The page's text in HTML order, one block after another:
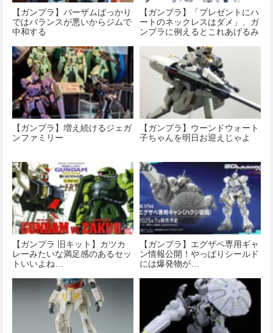
【ガンプラ】バーザムばっかり
ではバランスが悪いからジムで
中和する
【ガンプラ】「プレゼントにハ
ートのネックレスはダメ」、ガ
ンプラに例えるとこれあげるみ
【ガンプラ】増え続けるジェガ
ンファミリー
【ガンプラ】ウーンドウォート
子ちゃんを明日お迎えじゃよ
【ガンプラ 旧キット】カツカ
レーみたいな満足感のあるセッ
トいいよね…
【ガンプラ】エグザベ専用ギャ
ン情報公開！やっぱりシールド
には爆発物が…